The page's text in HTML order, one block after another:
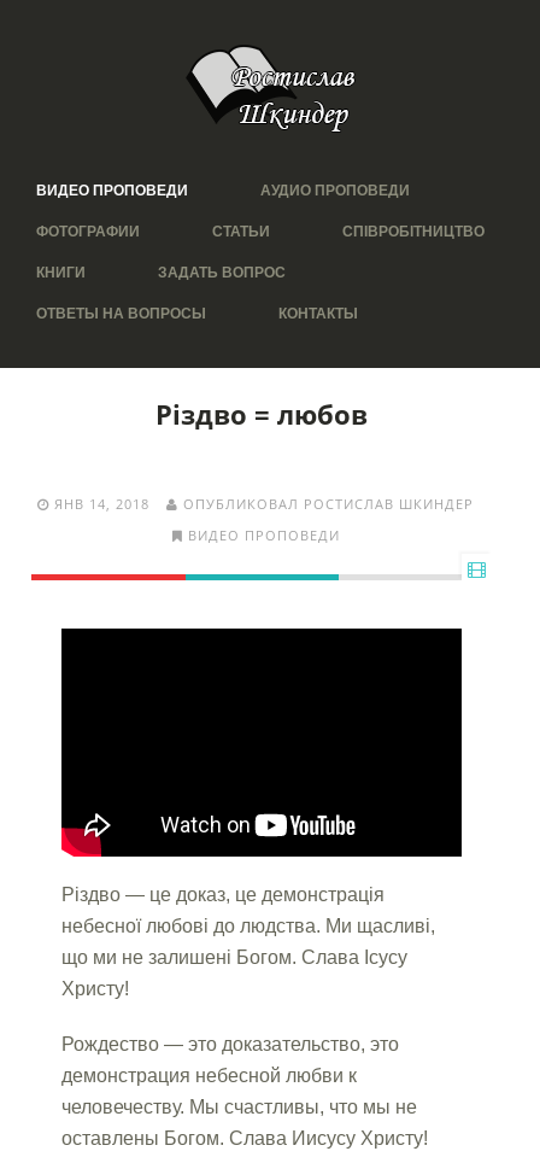
ВИДЕО ПРОПОВЕДИ АУДИО ПРОПОВЕДИ
ФОТОГРАФИИ СТАТЬИ СПІВРОБІТНИЦТВО
КНИГИ ЗАДАТЬ ВОПРОС
ОТВЕТЫ НА ВОПРОСЫ КОНТАКТЫ
Різдво = любов
ЯНВ 14, 2018
ОПУБЛИКОВАЛ РОСТИСЛАВ ШКИНДЕР
ВИДЕО ПРОПОВЕДИ
Різдво — це доказ, це демонстрація
небесної любові до людства. Ми щасливі,
що ми не залишені Богом. Слава Ісусу
Христу!
Рождество — это доказательство, это
демонстрация небесной любви к
человечеству. Мы счастливы, что мы не
оставлены Богом. Слава Иисусу Христу!